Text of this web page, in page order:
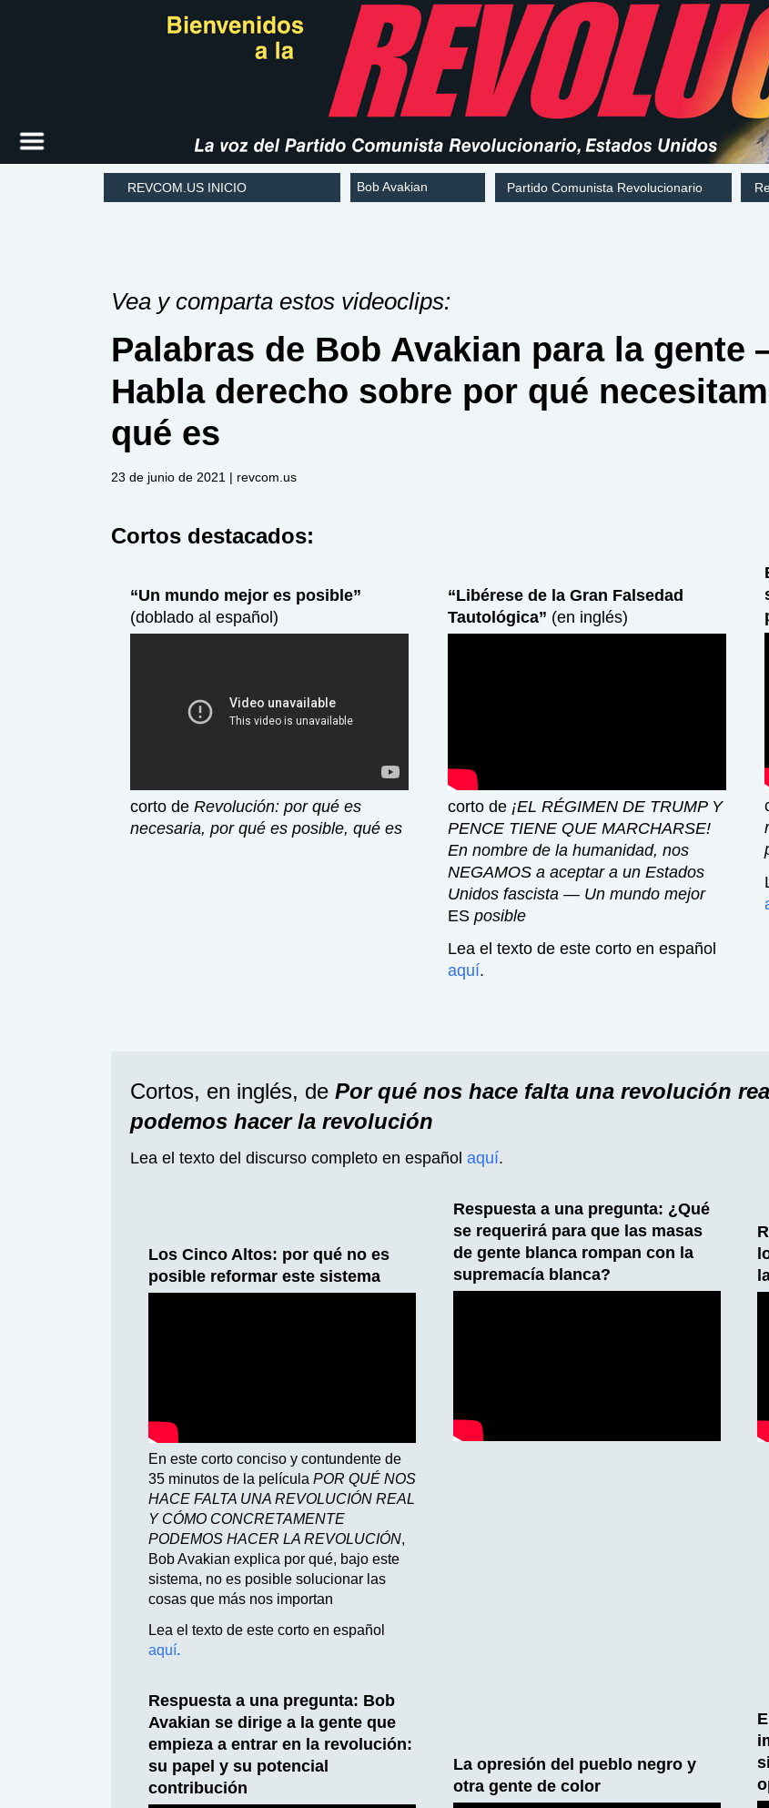
REVCOM.US INICIO Bob Avakian Partido Comunista Revolucionario
Vea y comparta estos videoclips:
Palabras de Bob Avakian para la gente
Habla derecho sobre por qué
qué es
23 de junio de 2021 | revcom.us
Cortos destacados:
“Un mundo mejor es posible”
(doblado al español)
corto deRevolución: por qué es
necesaria, por qué es posible, qué es
“Libérese de la Gran Falsedad
Tautológica” (en inglés)
corto de ¡EL RÉGIMEN DE TRUMP Y
PENCE TIENE QUE MARCHARSE!
En nombre de la humanidad, nos
NEGAMOS a aceptar a un Estados
Unidos fascista — Un mundo mejor
ESposible
Lea el texto de este corto en español
aquí.
Cortos, en inglés, dePor qué nos hace falta una revolución
podemos hacer la revolución
Lea el texto del discurso completo en españolaquí.
Los Cinco Altos: por qué no es
posible reformar este sistema
En este corto conciso y contundente de
35 minutos de la películaPOR QUÉ NOS
HACE FALTA UNA REVOLUCIÓN REAL
Y CÓMO CONCRETAMENTE
PODEMOS HACER LA REVOLUCIÓN,
Bob Avakian explica por qué, bajo este
sistema, no es posible solucionar las
cosas que más nos importan
Lea el texto de este corto en español
aquí.
Respuesta a una pregunta: ¿Qué
se requerirá para que las masas
de gente blanca rompan con la
supremacía blanca?
Respuesta a una pregunta: Bob
Avakian se dirige a la gente que
empieza a entrar en la revolución:
su papel y su potencial
contribución
La opresión del pueblo negro y
otra gente de color